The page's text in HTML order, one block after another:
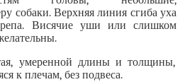
собаки. Верхняя линия сгиба уха
Висячие уши или слишком
умеренной длины и толщины,
к плечам, без подвеса.